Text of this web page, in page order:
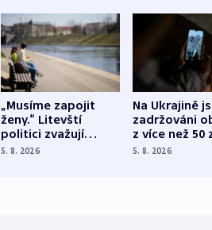
„Musíme zapojit
ženy.“ Litevští
politici zvažují
dohodu o
5. 8. 2026
Na Ukrajině
zadržováni
z více než 50
Bojovali na
5. 8. 2026